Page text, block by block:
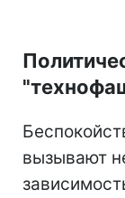
вызывают